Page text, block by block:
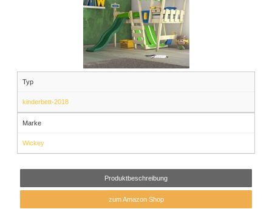
Typ
kinderbett-2018
Marke
Wickey
Produktbeschreibung
zum Amazon Shop